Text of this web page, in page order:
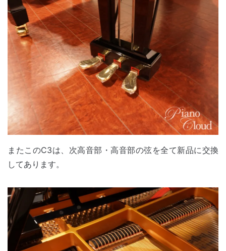
またこのC3は、次高音部・高音部の弦を全て新品に交換
してあります。